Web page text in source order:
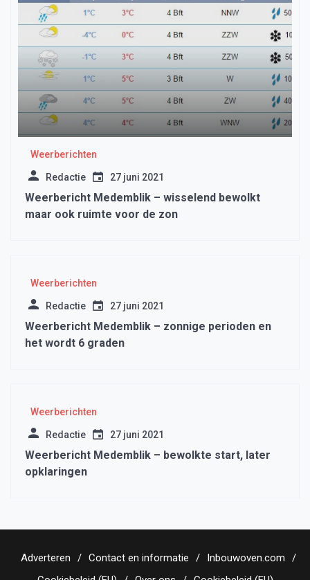
Weerberichten
Redactie 27 juni 2021
Weerbericht Medemblik – wisselend bewolkt
maar ook ruimte voor de zon
Weerberichten
Redactie 27 juni 2021
Weerbericht Medemblik – zonnige perioden en
het wordt 6 graden
Weerberichten
Redactie 27 juni 2021
Weerbericht Medemblik – bewolkte start, later
opklaringen
Adverteren Contact en informatie
Inbouwoven.com